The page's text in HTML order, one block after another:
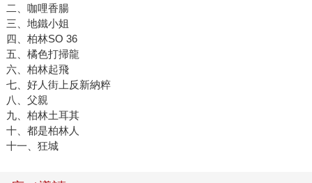
二、咖哩香腸
三、地鐵小姐
四、柏林SO 36
五、橘色打掃龍
六、柏林起飛
七、好人街上反新納粹
八、父親
九、柏林土耳其
十、都是柏林人
十一、狂城